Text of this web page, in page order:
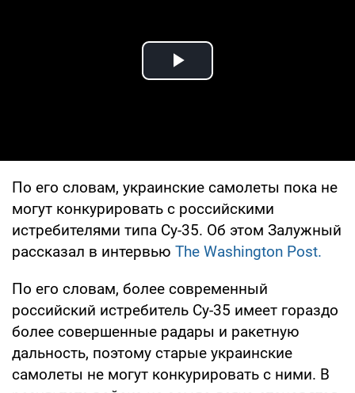
Play Video
По его словам, украинские самолеты пока не
могут конкурировать с российскими
истребителями типа Су-35. Об этом Залужный
рассказал в интервью The Washington Post.
По его словам, более современный
российский истребитель Су-35 имеет гораздо
более совершенные радары и ракетную
дальность, поэтому старые украинские
самолеты не могут конкурировать с ними. В